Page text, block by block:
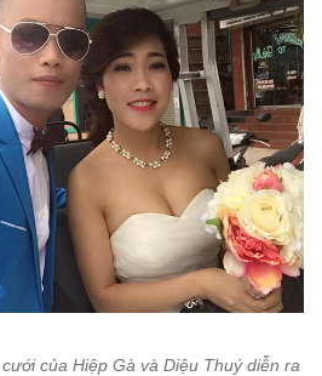
của Hiệp Gà và Diệu Thuý diễn ra